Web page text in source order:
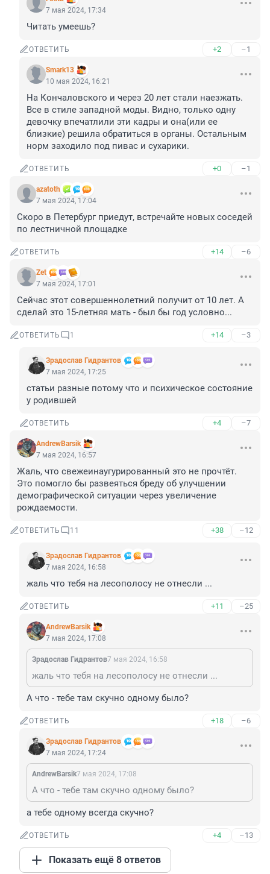
7 мая 2024, 17:34
Читать умеешь?
ОТВЕТИТЬ +2 –1
Smark13
10 мая 2024, 16:21
На Кончаловского и через 20 лет стали наезжать.
Все в стиле западной моды. Видно, только одну
девочку впечатлили эти кадры и она(или ее
близкие) решила обратиться в органы. Остальным
норм заходило под пивас и сухарики.
ОТВЕТИТЬ +0 –1
azatoth
7 мая 2024, 17:04
Скоро в Петербург приедут, встречайте новых соседей
по лестничной площадке
ОТВЕТИТЬ +14 –6
Zet
7 мая 2024, 17:01
Сейчас этот совершеннолетний получит от 10 лет. А
сделай это 15-летняя мать - был бы год условно...
ОТВЕТИТЬ 1 +14 –3
Зрадослав Гидрантов
7 мая 2024, 17:25
статьи разные потому что и психическое состояние
у родившей
ОТВЕТИТЬ +4 –7
AndrewBarsik
7 мая 2024, 16:57
Жаль, что свежеинаугурированный это не прочтёт.
Это помогло бы развеяться бреду об улучшении
демографической ситуации через увеличение
рождаемости.
ОТВЕТИТЬ 11 +38 –12
Зрадослав Гидрантов
7 мая 2024, 16:58
жаль что тебя на лесополосу не отнесли ...
ОТВЕТИТЬ +11 –25
AndrewBarsik
7 мая 2024, 17:08
Зрадослав Гидрантов7 мая 2024, 16:58
жаль что тебя на лесополосу не отнесли ...
А что - тебе там скучно одному было?
ОТВЕТИТЬ +18 –6
Зрадослав Гидрантов
7 мая 2024, 17:24
AndrewBarsik7 мая 2024, 17:08
А что - тебе там скучно одному было?
а тебе одному всегда скучно?
ОТВЕТИТЬ +4 –13
Показать ещё 8 ответов